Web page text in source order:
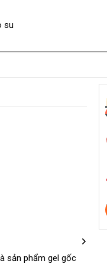
sản phẩm gel gốc
su